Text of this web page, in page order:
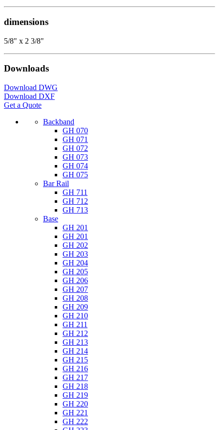
dimensions
5/8" x 2 3/8"
Downloads
Download DWG
Download DXF
Get a Quote
Backband
GH 070
GH 071
GH 072
GH 073
GH 074
GH 075
Bar Rail
GH 711
GH 712
GH 713
Base
GH 201
GH 201
GH 202
GH 203
GH 204
GH 205
GH 206
GH 207
GH 208
GH 209
GH 210
GH 211
GH 212
GH 213
GH 214
GH 215
GH 216
GH 217
GH 218
GH 219
GH 220
GH 221
GH 222